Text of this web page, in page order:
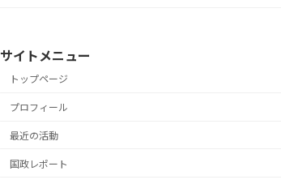
サイトメニュー
トップページ
プロフィール
最近の活動
国政レポート